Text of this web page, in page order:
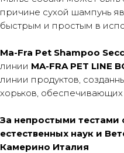
причине сухой шампунь
быстрым и простым в
Ma-Fra Pet Shampoo
линии MA-FRA PET LINE
линии продуктов,
хорьков,
За непростыми тестами
естественных наук и
Камерино Италия